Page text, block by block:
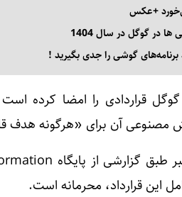
+عکس
در گوگل در سال 1404
گوشی را جدی بگیرید !
قراردادی را امضا کرده
آن برای «هرگونه هدف
این قرارداد، محرمانه است.